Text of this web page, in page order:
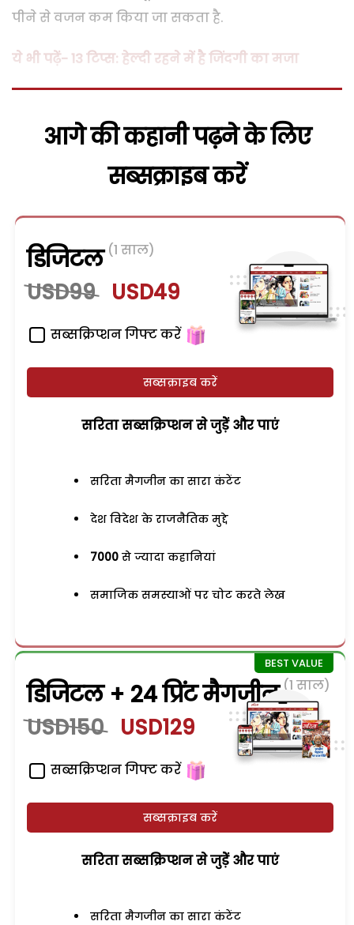
पीने से वजन कम किया जा सकता है.
ये भी पढ़ें- 13 टिप्स: हेल्दी रहने में है जिंदगी का मजा
आगे की कहानी पढ़ने के लिए
सब्सक्राइब करें
डिजिटल (1 साल)
USD99 USD49
सब्सक्रिप्शन गिफ्ट करें
सब्सक्राइब करें
सरिता सब्सक्रिप्शन से जुड़ेें और पाएं
सरिता मैगजीन का सारा कंटेंट
देश विदेश के राजनैतिक मुद्दे
7000 से ज्यादा कहानियां
समाजिक समस्याओं पर चोट करते लेख
डिजिटल + 24 प्रिंट मैगजीन (1 साल)
USD150 USD129
सब्सक्रिप्शन गिफ्ट करें
सब्सक्राइब करें
सरिता सब्सक्रिप्शन से जुड़ेें और पाएं
सरिता मैगजीन का सारा कंटेंट